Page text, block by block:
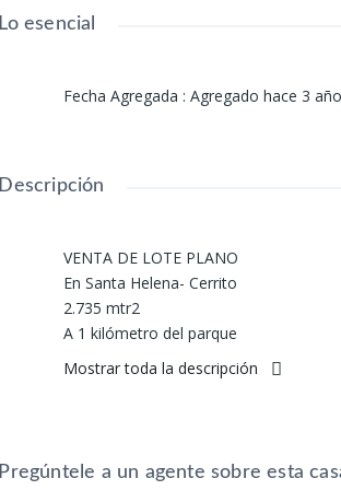
Lo esencial
Fecha Agregada : Agregado hace 3
Descripción
VENTA DE LOTE PLANO
En Santa Helena- Cerrito
2.735 mtr2
A 1 kilómetro del parque
Sembrado en uva
Teléfono: 602 4007808
Mostrar toda la descripción
Pregúntele a un agente sobre esta